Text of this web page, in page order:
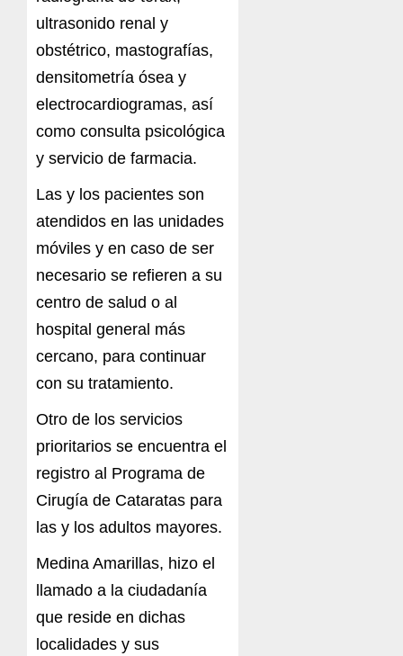
ultrasonido renal y
obstétrico, mastografías,
densitometría ósea y
electrocardiogramas, así
como consulta psicológica
y servicio de farmacia.
Las y los pacientes son
atendidos en las unidades
móviles y en caso de ser
necesario se refieren a su
centro de salud o al
hospital general más
cercano, para continuar
con su tratamiento.
Otro de los servicios
prioritarios se encuentra el
registro al Programa de
Cirugía de Cataratas para
las y los adultos mayores.
Medina Amarillas, hizo el
llamado a la ciudadanía
que reside en dichas
localidades y sus